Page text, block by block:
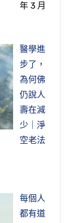
年 3 月
醫學進
步了，
為何佛
仍說人
壽在減
少｜淨
空老法
每個人
都有道